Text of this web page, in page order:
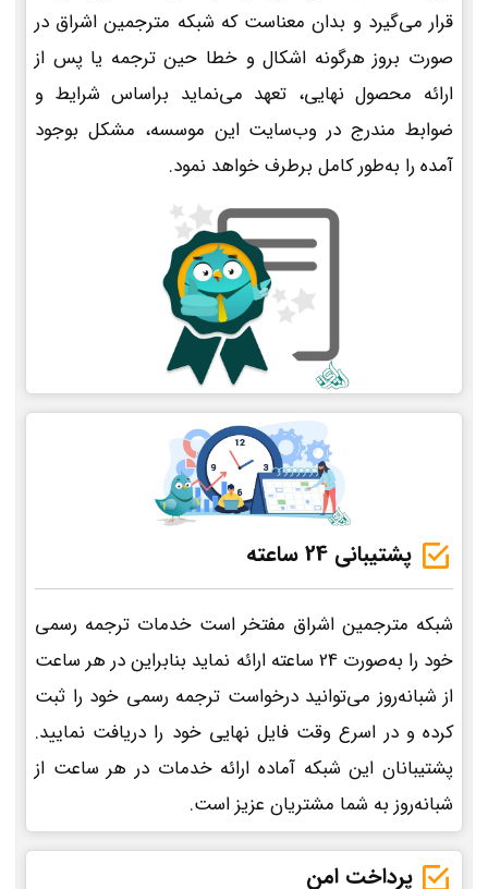
قرار می‌گیرد و بدان معناست که شبکه مترجمین اشراق در
صورت بروز هرگونه اشکال و خطا حین ترجمه یا پس از
ارائه محصول نهایی، تعهد می‌نماید براساس شرایط و
ضوابط مندرج در وب‌سایت این موسسه، مشکل بوجود
آمده را به‌طور کامل برطرف خواهد نمود.
پشتیبانی 24 ساعته
شبکه مترجمین اشراق مفتخر است خدمات ترجمه رسمی
خود را به‌صورت 24 ساعته ارائه نماید بنابراین در هر ساعت
از شبانه‌روز می‌توانید درخواست ترجمه رسمی خود را ثبت
کرده و در اسرع وقت فایل نهایی خود را دریافت نمایید.
پشتیبانان این شبکه آماده ارائه خدمات در هر ساعت از
شبانه‌روز به شما مشتریان عزیز است.
پرداخت امن